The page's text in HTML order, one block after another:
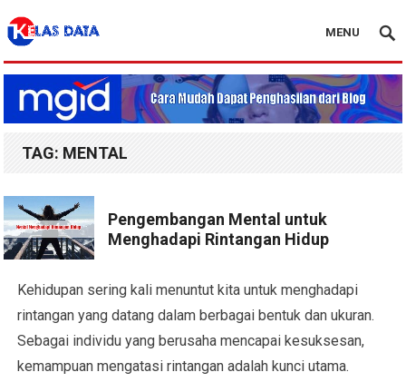
Blog Kelas Data
MENU
TAG: MENTAL
Pengembangan Mental untuk
Menghadapi Rintangan Hidup
Kehidupan sering kali menuntut kita untuk menghadapi
rintangan yang datang dalam berbagai bentuk dan ukuran.
Sebagai individu yang berusaha mencapai kesuksesan,
kemampuan mengatasi rintangan adalah kunci utama.